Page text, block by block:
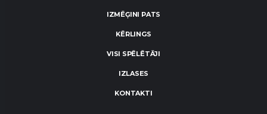
IZMĒĢINI PATS
KĒRLINGS
VISI SPĒLĒTĀJI
IZLASES
KONTAKTI